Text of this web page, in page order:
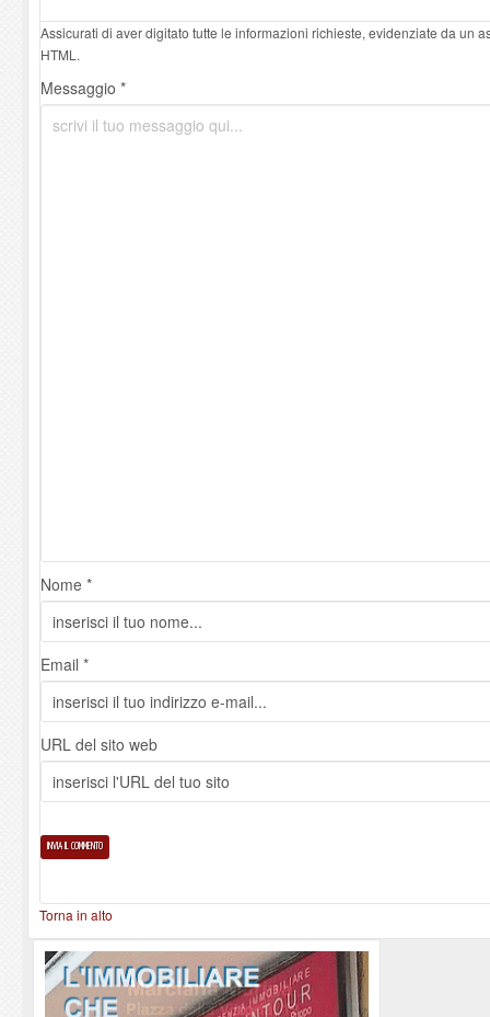
Assicurati di aver digitato tutte le informazioni richieste, evidenziate da un
HTML.
Messaggio *
Nome *
Email *
URL del sito web
Torna in alto